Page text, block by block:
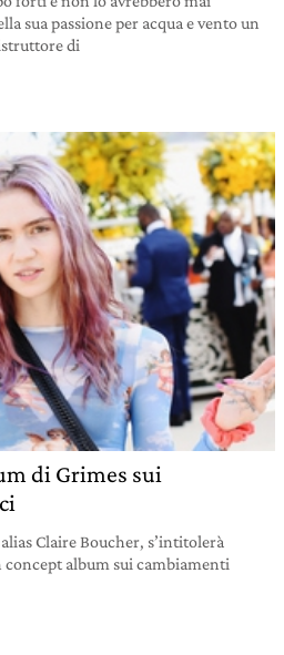
sua passione per acqua e vento un
di
di Grimes sui
Claire Boucher, s’intitolerà
concept album sui cambiamenti